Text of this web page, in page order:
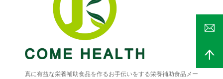
真に有益な栄養補助食品を作るお手伝いをする栄養補助食品メー